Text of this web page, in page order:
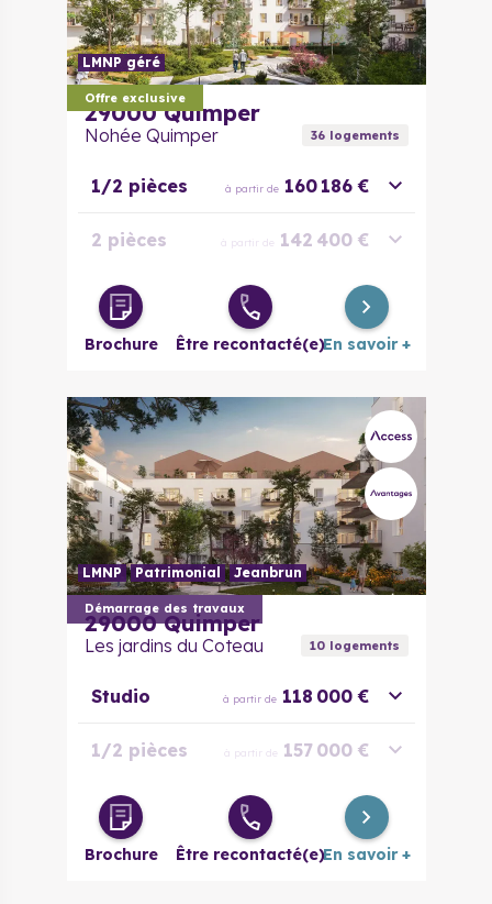
Offre exclusive
LMNP géré
29000 Quimper
Nohée Quimper 36logements
1/2 pièces à partir de 160 186 €
2 pièces à partir de 142 400 €
3 pièces à partir de 199 100 €
Brochure Être recontacté(e)En savoir +
Démarrage des travaux
LMNP Patrimonial Jeanbrun
29000 Quimper
Les jardins du Coteau 10logements
Studio à partir de 118 000 €
1/2 pièces à partir de 157 000 €
2 pièces à partir de 159 000 €
Brochure Être recontacté(e)En savoir +